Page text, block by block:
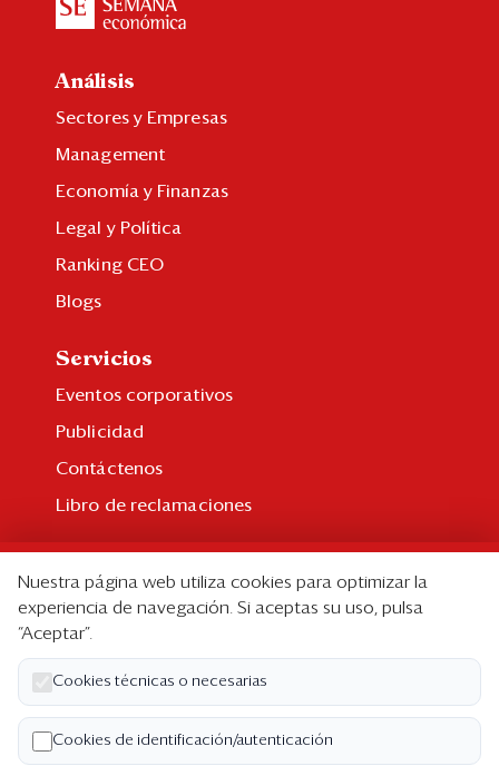
Análisis
Sectores y Empresas
Management
Economía y Finanzas
Legal y Política
Ranking CEO
Blogs
Servicios
Eventos corporativos
Publicidad
Contáctenos
Libro de reclamaciones
Suscripción individual
Paquetes corporativos
Edición Impresa
Nosotros
Nuestra página web utiliza cookies para optimizar la
experiencia de navegación. Si aceptas su uso, pulsa
“Aceptar”.
Cookies técnicas o necesarias
Cookies de identificación/autenticación